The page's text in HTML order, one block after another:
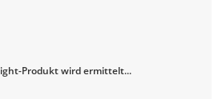
Produkt wird ermittelt...